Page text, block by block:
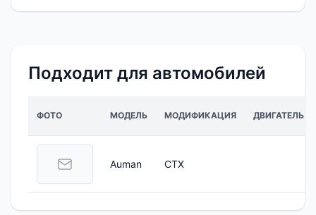
Подходит для автомобилей
ФОТО МОДЕЛЬ МОДИФИКАЦИЯ ДВИГАТЕЛЬ
Auman CTX